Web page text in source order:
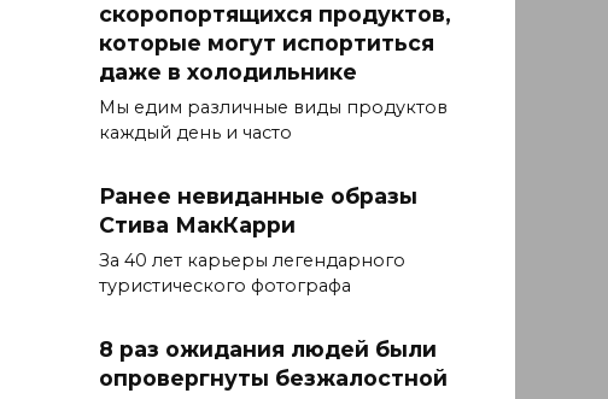
скоропортящихся продуктов,
которые могут испортиться
даже в холодильнике
Мы едим различные виды продуктов
каждый день и часто
Ранее невиданные образы
Стива МакКарри
За 40 лет карьеры легендарного
туристического фотографа
8 раз ожидания людей были
опровергнуты безжалостной